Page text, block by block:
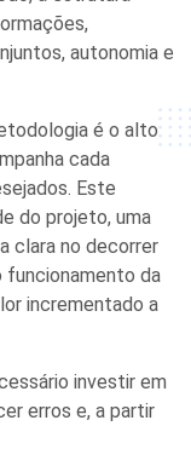
autonomia e
é o alto
cada
Este
do projeto, uma
clara no decorrer
funcionamento da
incrementado a
investir em
erros e, a partir